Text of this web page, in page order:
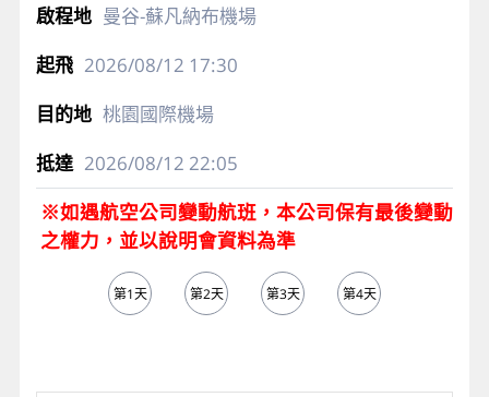
曼谷-蘇凡納布機場
2026/08/12 17:30
桃園國際機場
2026/08/12 22:05
※如遇航空公司變動航班，本公司保有最後變動
之權力，並以說明會資料為準
第1天 第2天 第3天 第4天